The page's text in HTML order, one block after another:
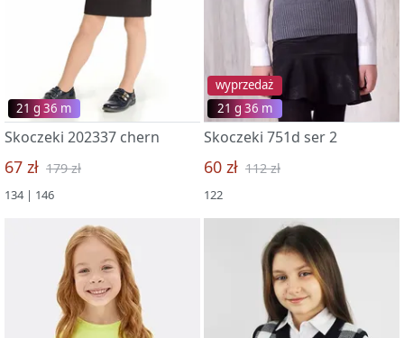
21 g 36 m
Skoczeki 202337 chern
67 zł 179 zł
134 | 146
21 g 36 m
wyprzedaż
Skoczeki 751d ser 2
60 zł 112 zł
122